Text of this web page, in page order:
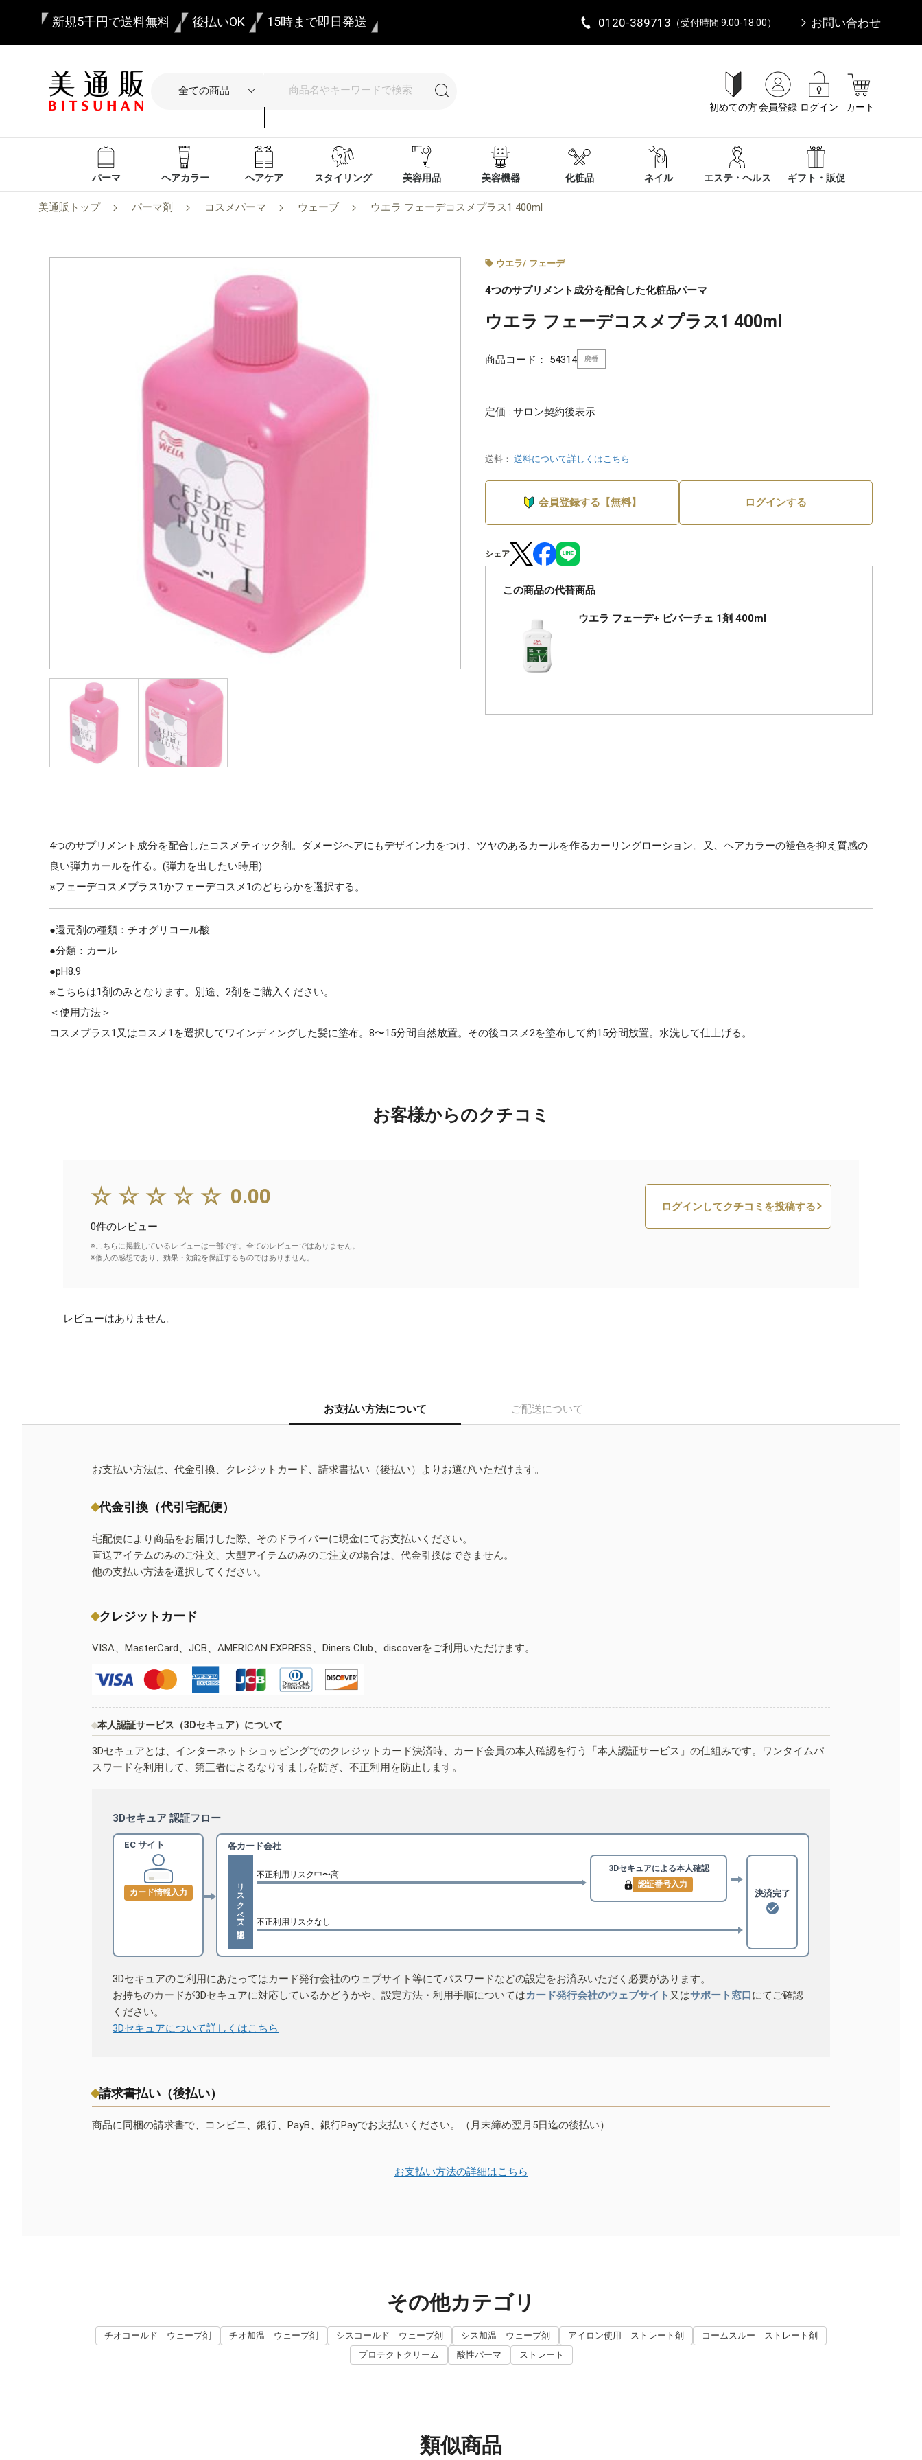
新規5千円で送料無料 後払いOK 15時まで即日発送 0120-389713 （受付時間 9:00-18:00） お問い合わせ
初めての方会員登録 ログイン カート
パーマ ヘアカラー ヘアケア スタイリング 美容用品 美容機器 化粧品 ネイル エステ・ヘルス ギフト・販促
美通販トップ パーマ剤 コスメパーマ ウェーブ ウエラ フェーデコスメプラス1 400ml
ウエラ/ フェーデ
4つのサプリメント成分を配合した化粧品パーマ
ウエラ フェーデコスメプラス1 400ml
商品コード： 54314 廃番
定価 : サロン契約後表示
送料： 送料について詳しくはこちら
会員登録する【無料】 ログインする
シェア
この商品の代替商品
ウエラ フェーデ+ ビバーチェ 1剤 400ml
4つのサプリメント成分を配合したコスメティック剤。ダメージへアにもデザイン力をつけ、ツヤのあるカールを作るカーリングローション。又、ヘアカラーの褪色を抑え質感の
良い弾力カールを作る。(弾力を出したい時用)
※フェーデコスメプラス1かフェーデコスメ1のどちらかを選択する。
●還元剤の種類：チオグリコール酸
●分類：カール
●pH8.9
※こちらは1剤のみとなります。別途、2剤をご購入ください。
＜使用方法＞
コスメプラス1又はコスメ1を選択してワインディングした髪に塗布。8〜15分間自然放置。その後コスメ2を塗布して約15分間放置。水洗して仕上げる。
お客様からのクチコミ
☆☆☆☆☆ 0.00
0件のレビュー
※こちらに掲載しているレビューは一部です。全てのレビューではありません。
※個人の感想であり、効果・効能を保証するものではありません。
ログインしてクチコミを投稿する
レビューはありません。
お支払い方法について ご配送について
お支払い方法は、代金引換、クレジットカード、請求書払い（後払い）よりお選びいただけます。
代金引換（代引宅配便）
宅配便により商品をお届けした際、そのドライバーに現金にてお支払いください。
直送アイテムのみのご注文、大型アイテムのみのご注文の場合は、代金引換はできません。
他の支払い方法を選択してください。
クレジットカード
VISA、MasterCard、JCB、AMERICAN EXPRESS、Diners Club、discoverをご利用いただけます。
本人認証サービス（3Dセキュア）について
3Dセキュアとは、インターネットショッピングでのクレジットカード決済時、カード会員の本人確認を行う「本人認証サービス」の仕組みです。ワンタイムパ
スワードを利用して、第三者によるなりすましを防ぎ、不正利用を防止します。
3Dセキュア 認証フロー
EC サイト
カード情報入力
各カード会社
リスクベース認証
不正利用リスク中〜高
3Dセキュアによる本人確認
認証番号入力
不正利用リスクなし
決済完了
3Dセキュアのご利用にあたってはカード発行会社のウェブサイト等にてパスワードなどの設定をお済みいただく必要があります。
お持ちのカードが3Dセキュアに対応しているかどうかや、設定方法・利用手順についてはカード発行会社のウェブサイト 又はサポート窓口にてご確認
ください。
3Dセキュアについて詳しくはこちら
請求書払い（後払い）
商品に同梱の請求書で、コンビニ、銀行、PayB、銀行Payでお支払いください。（月末締め翌月5日迄の後払い）
お支払い方法の詳細はこちら
その他カテゴリ
チオコールド ウェーブ剤 チオ加温 ウェーブ剤 シスコールド ウェーブ剤 シス加温 ウェーブ剤 アイロン使用 ストレート剤
コームスルー ストレート剤
プロテクトクリーム
酸性パーマ ストレート
類似商品